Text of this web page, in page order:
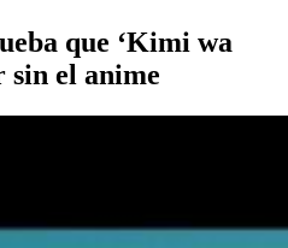
que ‘Kimi wa
sin el anime